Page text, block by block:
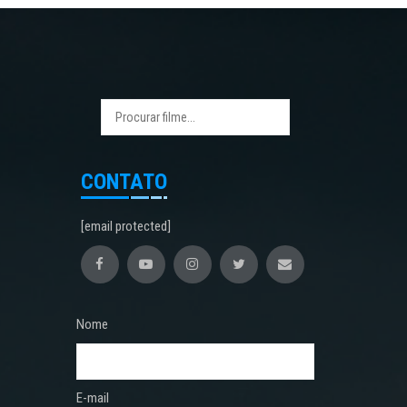
CONTATO
[email protected]
Nome
E-mail